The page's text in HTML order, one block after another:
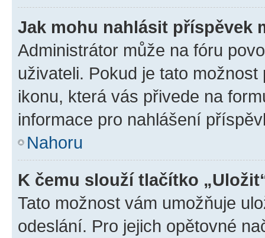
Jak mohu nahlásit příspěvek
Administrátor může na fóru
uživateli. Pokud je tato
ikonu, která vás přivede na
informace pro nahlášení
Nahoru
K čemu slouží tlačítko
Tato možnost vám umožňuje
odeslání. Pro jejich opětovné